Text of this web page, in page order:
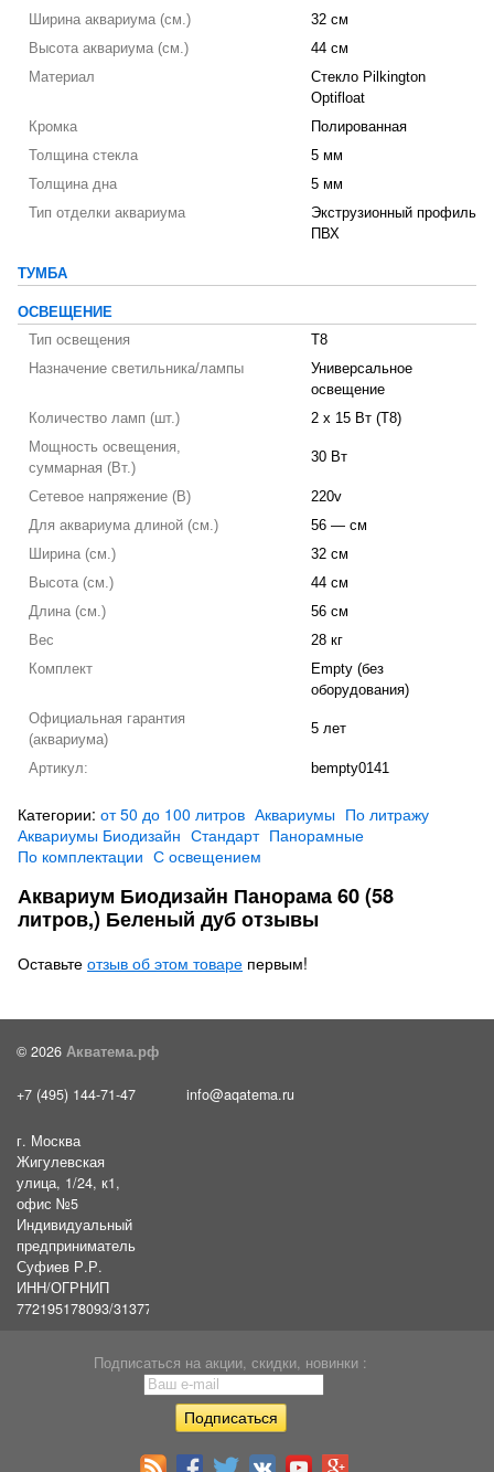
Ширина аквариума (см.)
32 см
Высота аквариума (см.)
44 см
Материал
Стекло Pilkington
Optifloat
Кромка
Полированная
Толщина стекла
5 мм
Толщина дна
5 мм
Тип отделки аквариума
Экструзионный профиль
ПВХ
ТУМБА
ОСВЕЩЕНИЕ
Тип освещения
T8
Назначение светильника/лампы
Универсальное
освещение
Количество ламп (шт.)
2 х 15 Вт (T8)
Мощность освещения,
суммарная (Вт.)
30 Вт
Сетевое напряжение (В)
220v
Для аквариума длиной (см.)
56 — см
Ширина (см.)
32 см
Высота (см.)
44 см
Длина (см.)
56 см
Вес
28 кг
Комплект
Empty (без
оборудования)
Официальная гарантия
(аквариума)
5 лет
Артикул: bempty0141
Категории: от 50 до 100 литров Аквариумы По литражу
Аквариумы Биодизайн Стандарт Панорамные
По комплектации С освещением
Аквариум Биодизайн Панорама 60 (58
литров,) Беленый дуб отзывы
Оставьте отзыв об этом товаре первым!
© 2026 Акватема.рф
+7 (495) 144-71-47 info@aqatema.ru
г. Москва
Жигулевская
улица, 1/24, к1,
офис №5
Индивидуальный
предприниматель
Суфиев Р.Р.
ИНН/ОГРНИП
772195178093/31377461610054
Подписаться на акции, скидки, новинки :